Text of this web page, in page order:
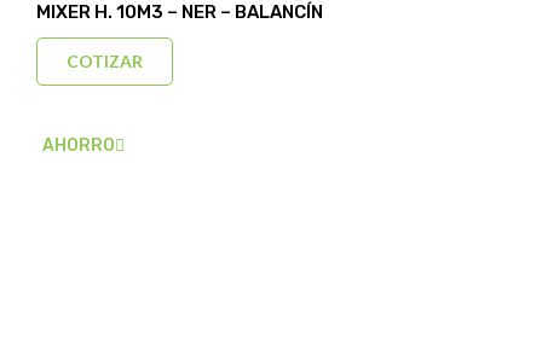
MIXER H. 10M3 – NER – BALANCÍN
COTIZAR
AHORRO